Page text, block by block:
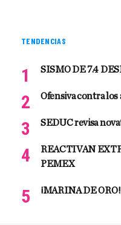
TENDENCIAS
SISMO DE 7.4
Ofensiva contra
SEDUC revisa
REACTIVAN
PEMEX
¡MARINA DE ORO!